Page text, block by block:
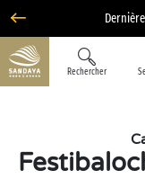
Rechercher